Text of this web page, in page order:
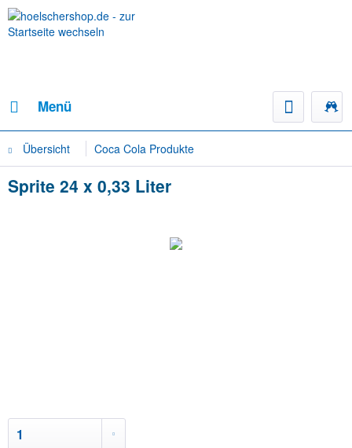
Menü
Übersicht Coca Cola Produkte
Sprite 24 x 0,33 Liter